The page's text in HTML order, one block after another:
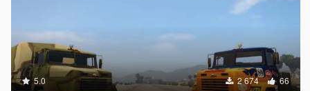
5.0 2 674 66